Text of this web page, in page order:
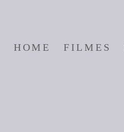
HOME FILMES